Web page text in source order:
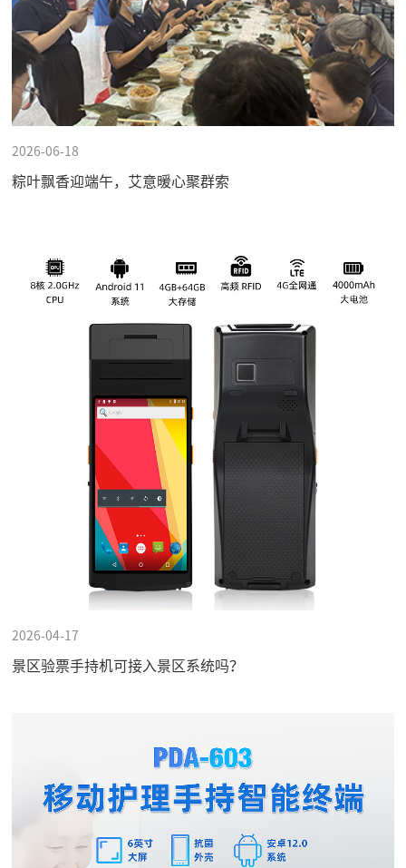
2026-06-18
粽叶飘香迎端午，艾意暖心聚群索
2026-04-17
景区验票手持机可接入景区系统吗？